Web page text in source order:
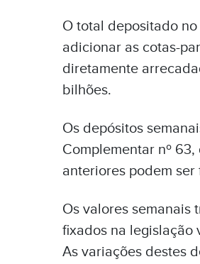
O total depositado
adicionar as cotas-
diretamente
bilhões.
Os depósitos
Complementar nº
anteriores podem ser
Os valores semanais
fixados na legislação
As variações destes